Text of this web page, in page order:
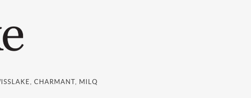
CHARMANT, MILQ